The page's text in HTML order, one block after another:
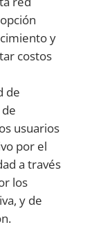
y
costos
de
usuarios
por el
a través
los
y de